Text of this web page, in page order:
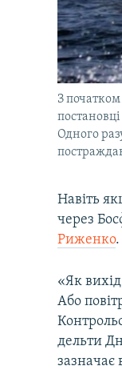
З
Одного
Навіть
через
Риженко.
«Як
Або
дельти
зазначає